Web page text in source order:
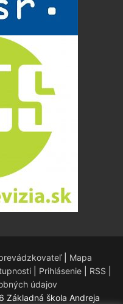
| Mapa
Prihlásenie RSS
údajov
Základná škola Andreja